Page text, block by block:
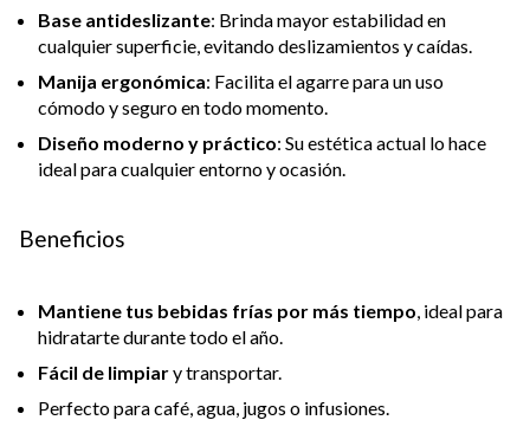
Base antideslizante: Brinda mayor estabilidad en
cualquier superficie, evitando deslizamientos y caídas.
Manija ergonómica: Facilita el agarre para un uso
cómodo y seguro en todo momento.
Diseño moderno y práctico: Su estética actual lo hace
ideal para cualquier entorno y ocasión.
Beneficios
Mantiene tus bebidas frías por más tiempo, ideal para
hidratarte durante todo el año.
Fácil de limpiary transportar.
Perfecto para café, agua, jugos o infusiones.